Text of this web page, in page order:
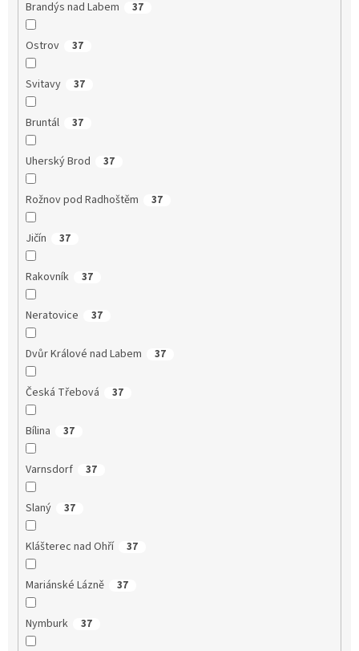
Brandýs nad Labem 37
Ostrov 37
Svitavy 37
Bruntál 37
Uherský Brod 37
Rožnov pod Radhoštěm 37
Jičín 37
Rakovník 37
Neratovice 37
Dvůr Králové nad Labem 37
Česká Třebová 37
Bílina 37
Varnsdorf 37
Slaný 37
Klášterec nad Ohří 37
Mariánské Lázně 37
Nymburk 37